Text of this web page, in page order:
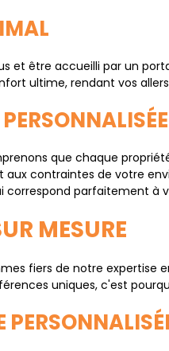
et être accueilli par un
ultime, rendant vos
que chaque
contraintes de votre
correspond parfaitement à
MESURE
fiers de notre
uniques, c'est